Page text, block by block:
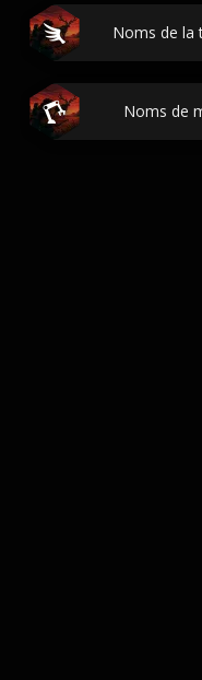
Noms de la
Noms de